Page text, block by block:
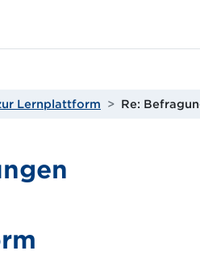
Lernplattform Re: